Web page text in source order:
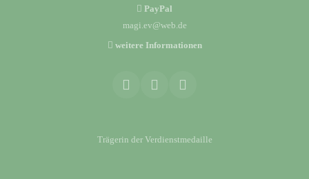
PayPal
magi.ev@web.de
weitere Informationen
Trägerin der Verdienstmedaille